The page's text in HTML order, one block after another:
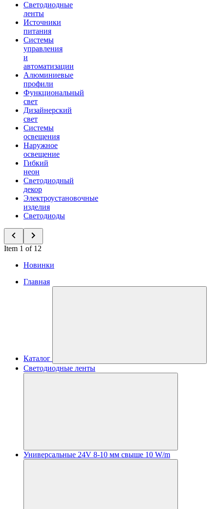
Светодиодные
ленты
Источники
питания
Системы
управления
и
автоматизации
Алюминиевые
профили
Функциональный
свет
Дизайнерский
свет
Системы
освещения
Наружное
освещение
Гибкий
неон
Светодиодный
декор
Электроустановочные
изделия
Светодиоды
Item 1 of 12
Новинки
Главная
Каталог
Светодиодные ленты
Универсальные 24V 8-10 мм свыше 10 W/m